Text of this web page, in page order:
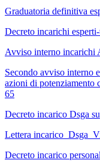
Graduatoria definitiva
Decreto incarichi
Avviso interno incarichi
Secondo avviso interno
azioni di potenziamento
65
Decreto incarico Dsga
Lettera incarico Dsga
Decreto incarico